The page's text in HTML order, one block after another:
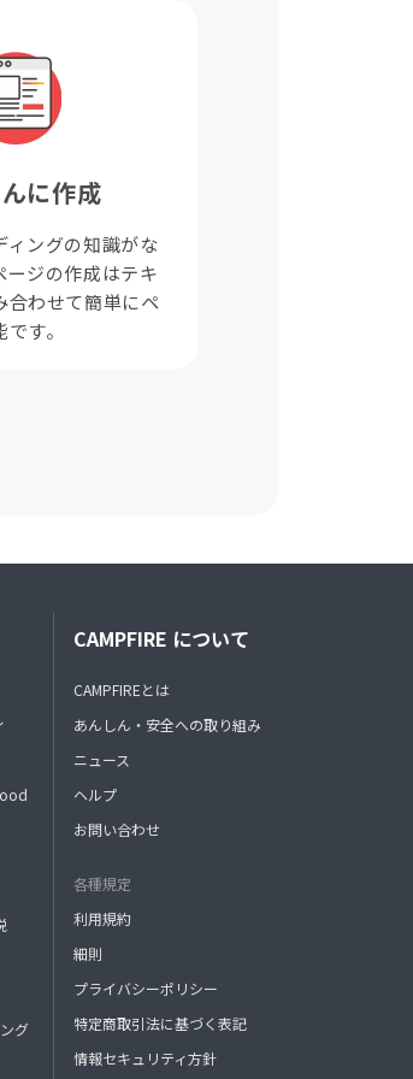
に作成
ィングの知識がな
ージの作成はテキ
合わせて簡単にペ
す。
グ
CAMPFIRE について
CAMPFIREとは
あんしん・安全への取り組み
ニュース
ヘルプ
お問い合わせ
各種規定
利用規約
細則
プライバシーポリシー
特定商取引法に基づく表記
情報セキュリティ方針